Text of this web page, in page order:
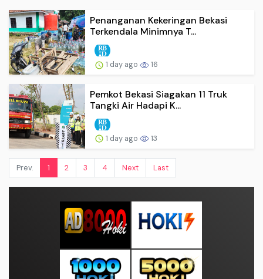
Penanganan Kekeringan Bekasi
Terkendala Minimnya T...
1 day ago 16
Pemkot Bekasi Siagakan 11 Truk
Tangki Air Hadapi K...
1 day ago 13
Prev. 1 2 3 4 Next Last